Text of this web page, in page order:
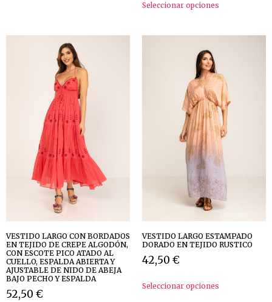
Seleccionar opciones
VESTIDO LARGO CON BORDADOS
EN TEJIDO DE CREPE ALGODÓN,
CON ESCOTE PICO ATADO AL
CUELLO, ESPALDA ABIERTA Y
AJUSTABLE DE NIDO DE ABEJA
BAJO PECHO Y ESPALDA
52,50 €
VESTIDO LARGO ESTAMPADO
DORADO EN TEJIDO RUSTICO
42,50 €
Seleccionar opciones